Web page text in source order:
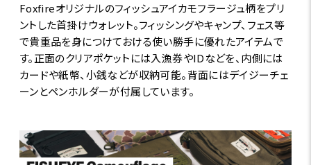
Foxfireオリジナルのフィッシュアイカモフラージュ柄をプリ
ントした首掛けウォレット。フィッシングやキャンプ、フェス等
で貴重品を身につけておける使い勝手に優れたアイテムで
す。正面のクリアポケットには入漁券やIDなどを、内側には
カードや紙幣、小銭などが収納可能。背面にはデイジーチェ
ーンとペンホルダーが付属しています。